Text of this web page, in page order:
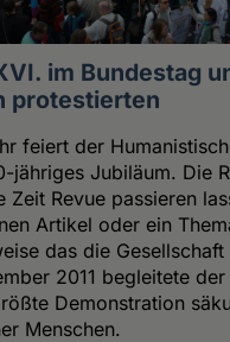
im Bundestag
protestierten
feiert der
jähriges Jubiläum. Die
Zeit Revue passieren
Artikel oder ein
das die
2011 begleitete
Demonstration
Menschen.